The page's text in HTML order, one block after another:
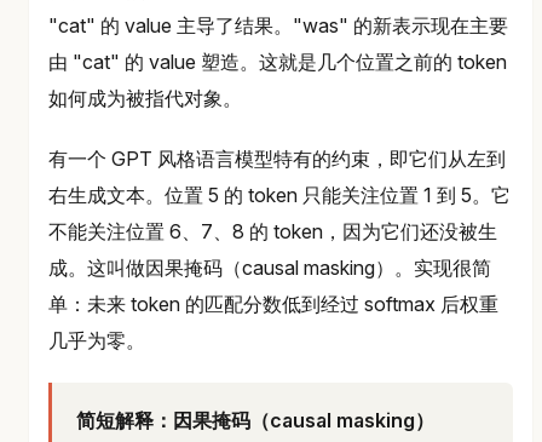
"cat" 的 value 主导了结果。"was" 的新表示现在主要
由 "cat" 的 value 塑造。这就是几个位置之前的 token
如何成为被指代对象。
有一个 GPT 风格语言模型特有的约束，即它们从左到
右生成文本。位置 5 的 token 只能关注位置 1 到 5。它
不能关注位置 6、7、8 的 token，因为它们还没被生
成。这叫做因果掩码（causal masking）。实现很简
单：未来 token 的匹配分数低到经过 softmax 后权重
几乎为零。
简短解释：因果掩码（causal masking）